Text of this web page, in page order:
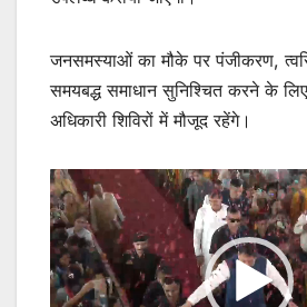
जनसमस्याओं का मौके पर पंजीकरण,
समयबद्ध समाधान सुनिश्चित करने के
अधिकारी शिविरों में मौजूद रहेंगे।
Video
Player